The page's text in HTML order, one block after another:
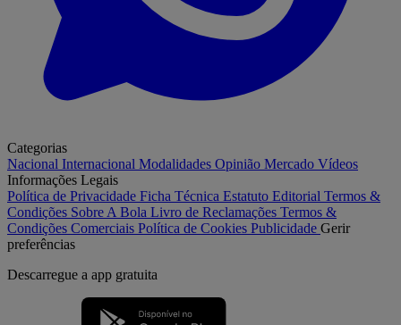
Categorias
Nacional Internacional Modalidades Opinião Mercado Vídeos
Informações Legais
Política de Privacidade Ficha Técnica Estatuto Editorial Termos &
Condições Sobre A Bola Livro de Reclamações Termos &
Condições Comerciais Política de Cookies Publicidade Gerir
preferências
Descarregue a app gratuita